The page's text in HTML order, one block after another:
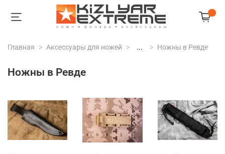
Главная Аксессуары для ножей ... Ножны в Ревде
Ножны в Ревде